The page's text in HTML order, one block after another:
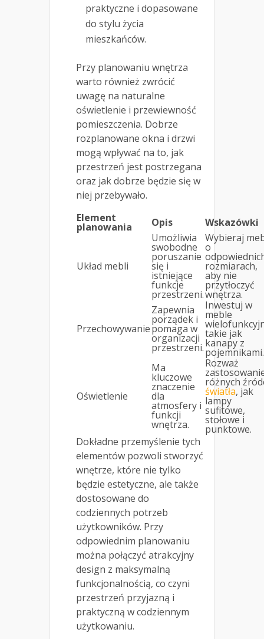
praktyczne i dopasowane
do stylu życia
mieszkańców.
Przy planowaniu wnętrza
warto również zwrócić
uwagę na naturalne
oświetlenie i przewiewność
pomieszczenia. Dobrze
rozplanowane okna i drzwi
mogą wpływać na to, jak
przestrzeń jest postrzegana
oraz jak dobrze będzie się w
niej przebywało.
Element
planowania Opis Wskazówki
Układ mebli
Umożliwia
swobodne
poruszanie
się i
istniejące
funkcje
przestrzeni.
Wybieraj
o
rozmiarach,
aby nie
przytłoczyć
wnętrza.
Przechowywanie
Zapewnia
porządek i
pomaga w
organizacji
przestrzeni.
Inwestuj w
meble
takie jak
kanapy z
pojemnikami.
Oświetlenie
Ma
kluczowe
znaczenie
dla
atmosfery i
funkcji
wnętrza.
Rozważ
różnych
światła, jak
lampy
sufitowe,
stołowe i
punktowe.
Dokładne przemyślenie tych
elementów pozwoli stworzyć
wnętrze, które nie tylko
będzie estetyczne, ale także
dostosowane do
codziennych potrzeb
użytkowników. Przy
odpowiednim planowaniu
można połączyć atrakcyjny
design z maksymalną
funkcjonalnością, co czyni
przestrzeń przyjazną i
praktyczną w codziennym
użytkowaniu.